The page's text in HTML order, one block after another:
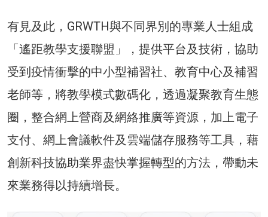
有見及此，GRWTH與不同界別的專業人士組成
「遙距教學支援聯盟」，提供平台及技術，協助
受到疫情衝擊的中小型補習社、教育中心及補習
老師等，將教學模式數碼化，透過凝聚教育生態
圈，整合網上營商及網絡推廣等資源，加上電子
支付、網上會議軟件及雲端儲存服務等工具，藉
創新科技協助業界盡快掌握轉型的方法，帶動未
來業務得以持續增長。